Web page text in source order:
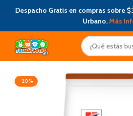
Despacho Gratis en compras sobre
Urbano.Más
-20%